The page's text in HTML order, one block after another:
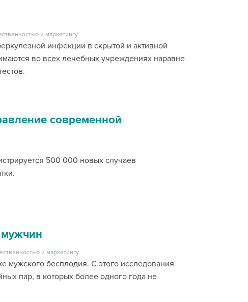
и маркетингу
инфекции в скрытой и активной
во всех лечебных учреждениях наравне
современной
500 000 новых случаев
и маркетингу
мужского бесплодия. С этого исследования
пар, в которых более одного года не